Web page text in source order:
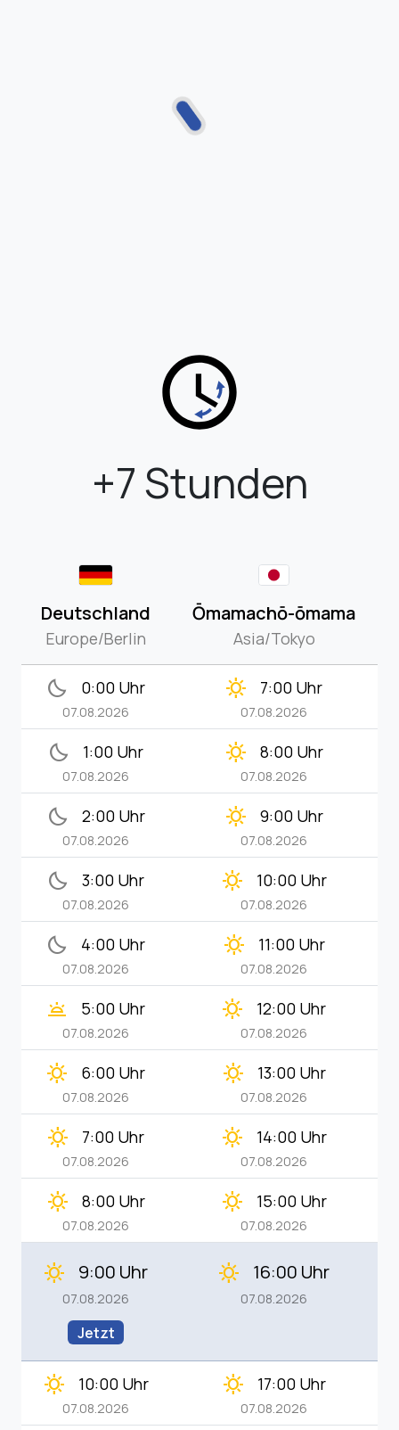
+7 Stunden
Deutschland
Europe/Berlin
Ōmamachō-ōmama
Asia/Tokyo
bedtime 0:00 Uhr
07.08.2026
clear_day 7:00 Uhr
07.08.2026
bedtime 1:00 Uhr
07.08.2026
clear_day 8:00 Uhr
07.08.2026
bedtime 2:00 Uhr
07.08.2026
clear_day 9:00 Uhr
07.08.2026
bedtime 3:00 Uhr
07.08.2026
clear_day 10:00 Uhr
07.08.2026
bedtime 4:00 Uhr
07.08.2026
clear_day 11:00 Uhr
07.08.2026
wb_twilight 5:00 Uhr
07.08.2026
clear_day 12:00 Uhr
07.08.2026
clear_day 6:00 Uhr
07.08.2026
clear_day 13:00 Uhr
07.08.2026
clear_day 7:00 Uhr
07.08.2026
clear_day 14:00 Uhr
07.08.2026
clear_day 8:00 Uhr
07.08.2026
clear_day 15:00 Uhr
07.08.2026
clear_day 9:00 Uhr
07.08.2026
Jetzt
clear_day 16:00 Uhr
07.08.2026
clear_day 10:00 Uhr
07.08.2026
clear_day 17:00 Uhr
07.08.2026